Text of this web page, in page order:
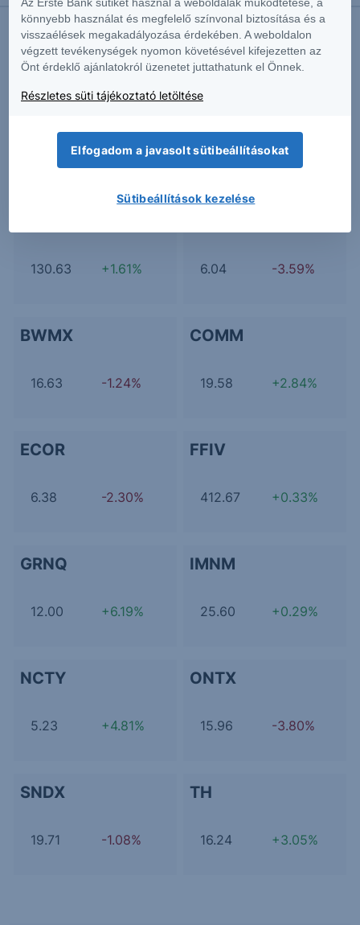
További Erste elemzések
Kapcsolódó termékek
130.63 +1.61% 6.04 -3.59%
BWMX
16.63 -1.24%
COMM
19.58 +2.84%
ECOR
6.38 -2.30%
FFIV
412.67 +0.33%
GRNQ
12.00 +6.19%
IMNM
25.60 +0.29%
NCTY
5.23 +4.81%
ONTX
15.96 -3.80%
SNDX
19.71 -1.08%
TH
16.24 +3.05%
könnyebb használat és megfelelő színvonal biztosítása és a
visszaélések megakadályozása érdekében. A weboldalon
végzett tevékenységek nyomon követésével kifejezetten az
Önt érdeklő ajánlatokról üzenetet juttathatunk el Önnek.
Részletes süti tájékoztató letöltése
Elfogadom a javasolt sütibeállításokat
Sütibeállítások kezelése